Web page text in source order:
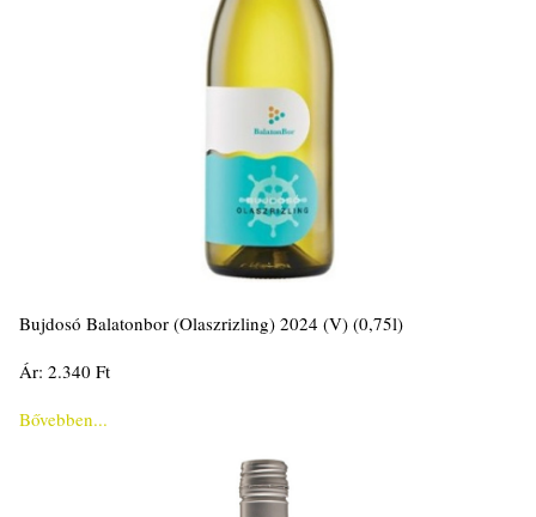
Bujdosó Balatonbor (Olaszrizling) 2024 (V) (0,75l)
Ár: 2.340 Ft
Bővebben...